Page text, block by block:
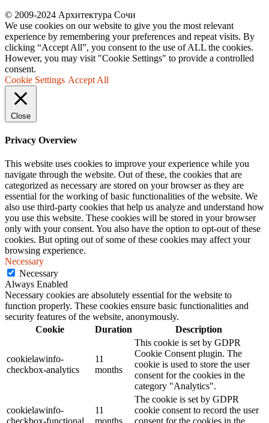
© 2009-2024 Архитектура Сочи
We use cookies on our website to give you the most relevant
experience by remembering your preferences and repeat visits. By
clicking “Accept All”, you consent to the use of ALL the cookies.
However, you may visit "Cookie Settings" to provide a controlled
consent.
Cookie Settings Accept All
Close
Privacy Overview
This website uses cookies to improve your experience while you
navigate through the website. Out of these, the cookies that are
categorized as necessary are stored on your browser as they are
essential for the working of basic functionalities of the website. We
also use third-party cookies that help us analyze and understand how
you use this website. These cookies will be stored in your browser
only with your consent. You also have the option to opt-out of these
cookies. But opting out of some of these cookies may affect your
browsing experience.
Necessary
Necessary
Always Enabled
Necessary cookies are absolutely essential for the website to
function properly. These cookies ensure basic functionalities and
security features of the website, anonymously.
Cookie
Duration Description
cookielawinfo-
checkbox-analytics
11
months
This cookie is set by GDPR
Cookie Consent plugin. The
cookie is used to store the user
consent for the cookies in the
category "Analytics".
cookielawinfo-
11
The cookie is set by GDPR
cookie consent to record the user